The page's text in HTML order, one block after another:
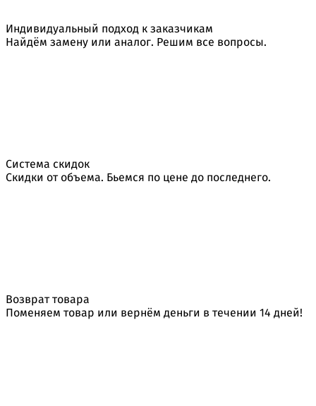
Индивидуальный подход к заказчикам
Найдём замену или аналог. Решим все вопросы.
Система скидок
Скидки от объема. Бьемся по цене до последнего.
Возврат товара
Поменяем товар или вернём деньги в течении 14 дней!